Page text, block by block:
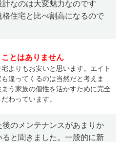
なのは大変魅力なのです
住宅と比べ割高になるので
とはありません
よりもお安いと思います。エイト
違ってくるのは当然だと考えま
う家族の個性を活かすために完全
わっています。
のメンテナンスがあまりか
と聞きました。一般的に新